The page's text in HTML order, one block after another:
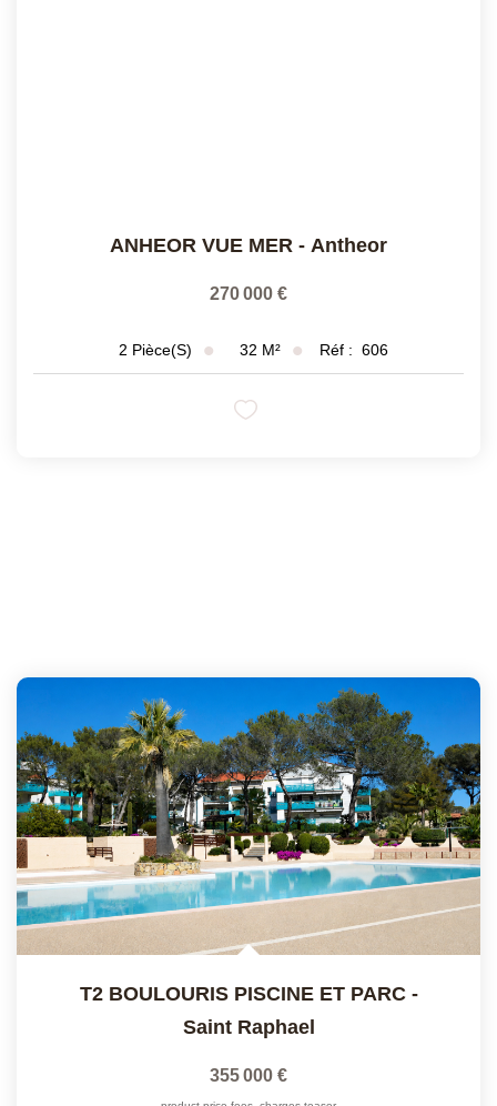
ANHEOR VUE MER - Antheor
270 000 €
2 Pièce(s) 32 M² Réf : 606
T2 BOULOURIS PISCINE ET PARC -
Saint Raphael
355 000 €